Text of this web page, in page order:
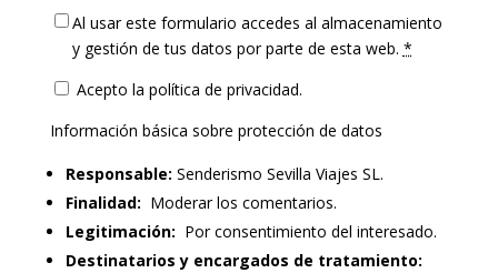
Al usar este formulario accedes al almacenamiento
y gestión de tus datos por parte de esta web. *
Acepto la política de privacidad.
Información básica sobre protección de datos
Responsable: Senderismo Sevilla Viajes SL.
Finalidad: Moderar los comentarios.
Legitimación: Por consentimiento del interesado.
Destinatarios y encargados de tratamiento: